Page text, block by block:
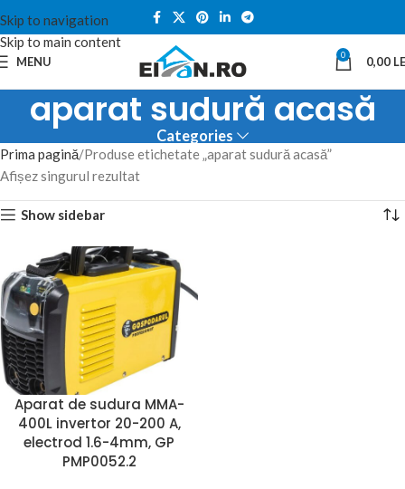
Skip to navigation
Skip to main content
MENU 0 0,00
aparat sudură acasă
Categories
Prima pagină Produse etichetate „aparat sudură acasă”
Afișez singurul rezultat
Show sidebar
Aparat de sudura MMA-
400L invertor 20-200 A,
electrod 1.6-4mm, GP
PMP0052.2